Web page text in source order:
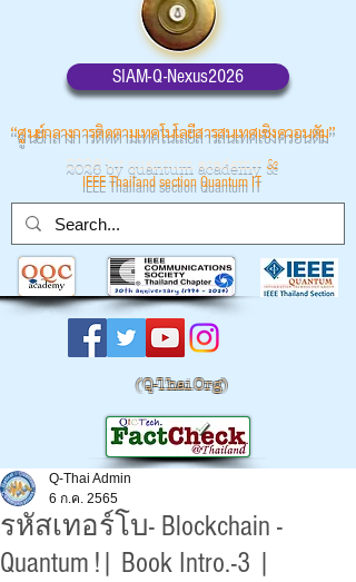
SIAM-Q-Nexus2026
“ศูนย์กลางการติดตามเทคโนโลยีสารสนเทศเชิงควอนตัม”
2026 by quantum academy &
IEEE Thailand section Quantum IT
(Q-Thai.Org)
รหัสเทอร์โบ- Blockchain -
Quantum !| Book Intro.-3 |
Q-Thai Admin
6 ก.ค. 2565